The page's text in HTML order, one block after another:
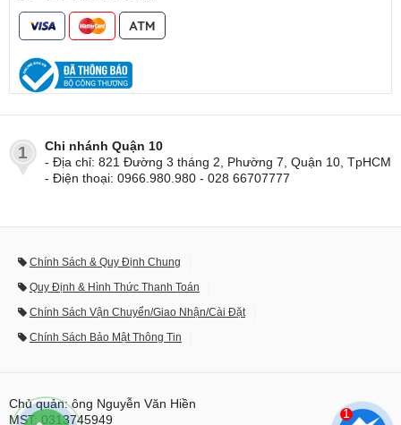
1
Chi nhánh Quận 10
- Địa chỉ: 821 Đường 3 tháng 2, Phường 7, Quận 10, TpHCM
- Điện thoại: 0966.980.980 - 028 66707777
Chính Sách & Quy Định Chung
Quy Định & Hình Thức Thanh Toán
Chính Sách Vận Chuyển/Giao Nhận/Cài Đặt
Chính Sách Bảo Mật Thông Tin
Chủ quản: ông Nguyễn Văn Hiền
MST: 0313745949
1